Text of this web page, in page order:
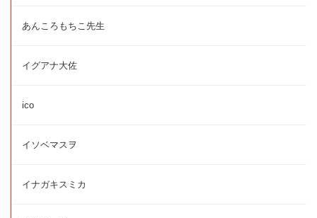
あんころもちこ先生
イグアナ大佐
ico
イソベマスヲ
イナガキスミカ